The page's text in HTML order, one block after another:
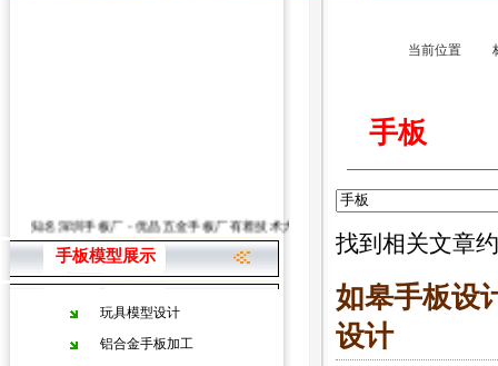
知名深圳手板厂 - 优品五金手板厂有着技术力量雄厚的手板加工、手板模型制造
手板模型展示
玩具模型设计
铝合金手板加工
当前位置
手板
找到相关文章
如皋手板设
设计